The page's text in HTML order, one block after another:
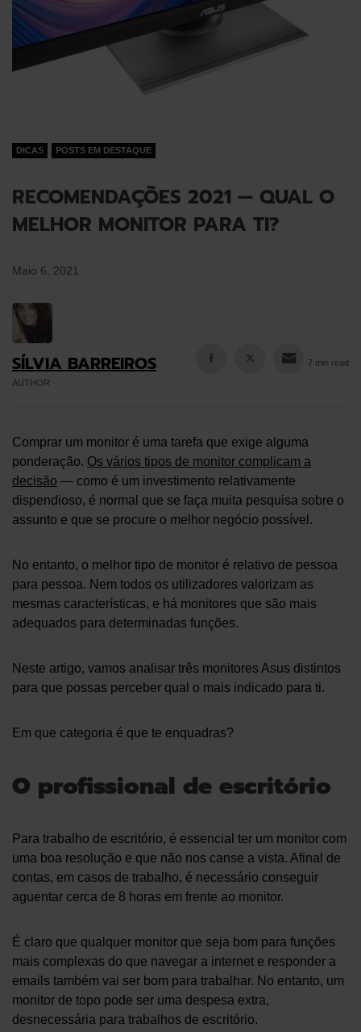
DICAS POSTS EM DESTAQUE
RECOMENDAÇÕES 2021 — QUAL O
MELHOR MONITOR PARA TI?
Maio 6, 2021
SÍLVIA BARREIROS
AUTHOR
7 min read
Comprar um monitor é uma tarefa que exige alguma
ponderação. Os vários tipos de monitor complicam a
decisão — como é um investimento relativamente
dispendioso, é normal que se faça muita pesquisa sobre o
assunto e que se procure o melhor negócio possível.
No entanto, o melhor tipo de monitor é relativo de pessoa
para pessoa. Nem todos os utilizadores valorizam as
mesmas características, e há monitores que são mais
adequados para determinadas funções.
Neste artigo, vamos analisar três monitores Asus distintos
para que possas perceber qual o mais indicado para ti.
Em que categoria é que te enquadras?
O profissional de escritório
Para trabalho de escritório, é essencial ter um monitor com
uma boa resolução e que não nos canse a vista. Afinal de
contas, em casos de trabalho, é necessário conseguir
aguentar cerca de 8 horas em frente ao monitor.
É claro que qualquer monitor que seja bom para funções
mais complexas do que navegar a internet e responder a
emails também vai ser bom para trabalhar. No entanto, um
monitor de topo pode ser uma despesa extra,
desnecessária para trabalhos de escritório.